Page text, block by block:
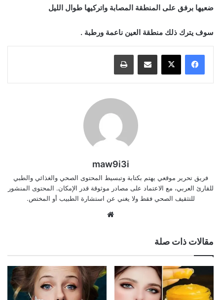
ضعيها برفق على المنطقة المصابة واتركيها طوال الليل
سوف يترك ذلك منطقة العين ناعمة ورطبة .
مشاركة عبر البريد طباعة
maw9i3i
فريق تحرير موقعي يهتم بكتابة وتبسيط المحتوى الصحي والغذائي والطبي
للقارئ العربي، مع الاعتماد على مصادر موثوقة قدر الإمكان. المحتوى المنشور
للتثقيف الصحي فقط ولا يغني عن استشارة الطبيب أو المختص.
مقالات ذات صلة